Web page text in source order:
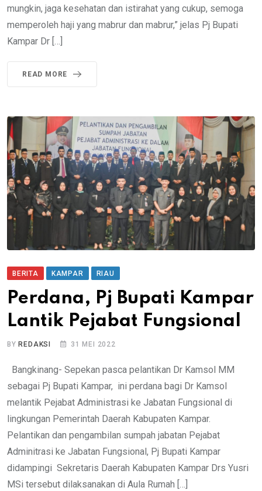
mungkin, jaga kesehatan dan istirahat yang cukup, semoga
memperoleh haji yang mabrur dan mabrur,” jelas Pj Bupati
Kampar Dr […]
READ MORE
BERITA KAMPAR RIAU
Perdana, Pj Bupati Kampar
Lantik Pejabat Fungsional
BY REDAKSI 31 MEI 2022
Bangkinang- Sepekan pasca pelantikan Dr Kamsol MM
sebagai Pj Bupati Kampar, ini perdana bagi Dr Kamsol
melantik Pejabat Administrasi ke Jabatan Fungsional di
lingkungan Pemerintah Daerah Kabupaten Kampar.
Pelantikan dan pengambilan sumpah jabatan Pejabat
Adminitrasi ke Jabatan Fungsional, Pj Bupati Kampar
didampingi Sekretaris Daerah Kabupaten Kampar Drs Yusri
MSi tersebut dilaksanakan di Aula Rumah […]